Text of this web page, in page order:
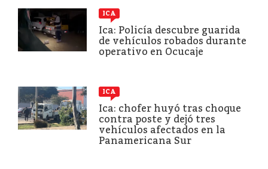
ICA
Ica: Policía descubre guarida
de vehículos robados durante
operativo en Ocucaje
ICA
Ica: chofer huyó tras choque
contra poste y dejó tres
vehículos afectados en la
Panamericana Sur